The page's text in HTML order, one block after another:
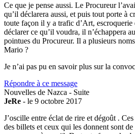
Ce que je pense aussi. Le Procureur
qu’il déclarera aussi, et puis tout porte à
toute façon il y a trafic d’Art,
déclarer ce qu’il voudra, il n’échappera
pointues du Procureur. Il a plusieurs
Mario ?
Je n’ai pas pu en savoir plus sur la
Répondre à ce message
Nouvelles de Nazca - Suite
JeRe - le 9 octobre 2017
J’oscille entre éclat de rire et dégoût .
des billets et ceux qui les donnent sont